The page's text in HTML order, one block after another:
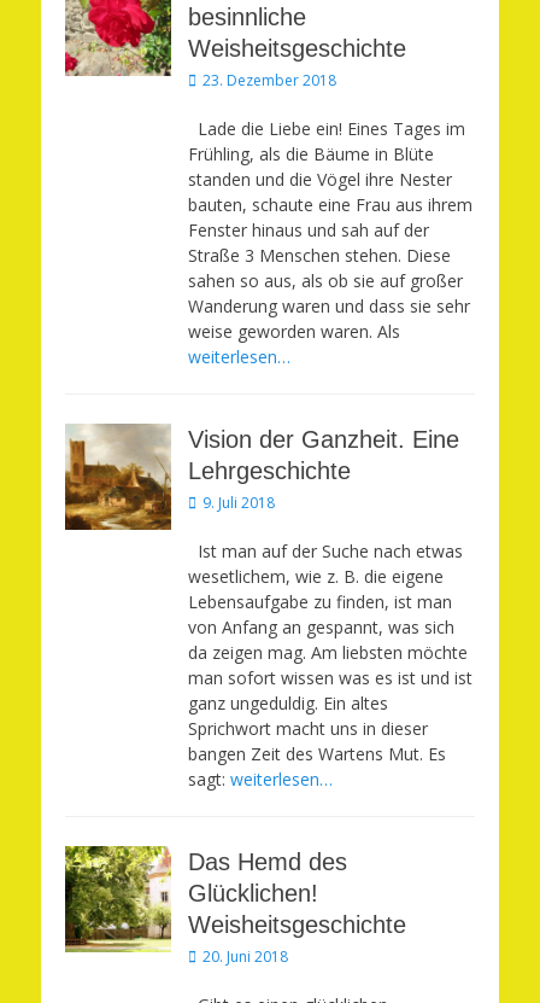
besinnliche
Weisheitsgeschichte
Veröffentlicht
23. Dezember 2018
Lade die Liebe ein! Eines Tages im
Frühling, als die Bäume in Blüte
standen und die Vögel ihre Nester
bauten, schaute eine Frau aus ihrem
Fenster hinaus und sah auf der
Straße 3 Menschen stehen. Diese
sahen so aus, als ob sie auf großer
Wanderung waren und dass sie sehr
weise geworden waren. Als
weiterlesen…
Vision der Ganzheit. Eine
Lehrgeschichte
Veröffentlicht
9. Juli 2018
Ist man auf der Suche nach etwas
wesetlichem, wie z. B. die eigene
Lebensaufgabe zu finden, ist man
von Anfang an gespannt, was sich
da zeigen mag. Am liebsten möchte
man sofort wissen was es ist und ist
ganz ungeduldig. Ein altes
Sprichwort macht uns in dieser
bangen Zeit des Wartens Mut. Es
sagt: weiterlesen…
Das Hemd des
Glücklichen!
Weisheitsgeschichte
Veröffentlicht
20. Juni 2018